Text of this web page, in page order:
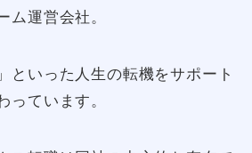
ム運営会社。
といった人生の転機をサポート
っています。